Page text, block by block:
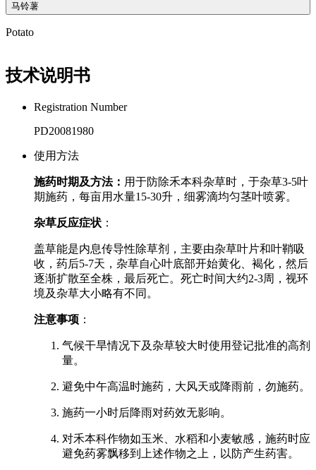
马铃薯
Potato
技术说明书
Registration Number
PD20081980
使用方法
施药时期及方法： 用于防除禾本科杂草时，于杂草3-5叶
期施药，每亩用水量15-30升，细雾滴均匀茎叶喷雾。
杂草反应症状 ：
盖草能是内息传导性除草剂，主要由杂草叶片和叶鞘吸
收，药后5-7天，杂草自心叶底部开始黄化、褐化，然后
逐渐扩散至全株，最后死亡。死亡时间大约2-3周，视环
境及杂草大小略有不同。
注意事项 ：
气候干旱情况下及杂草较大时使用登记批准的高剂
量。
避免中午高温时施药，大风天或降雨前，勿施药。
施药一小时后降雨对药效无影响。
对禾本科作物如玉米、水稻和小麦敏感，施药时应
避免药雾飘移到上述作物之上，以防产生药害。